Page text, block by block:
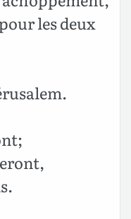
les deux